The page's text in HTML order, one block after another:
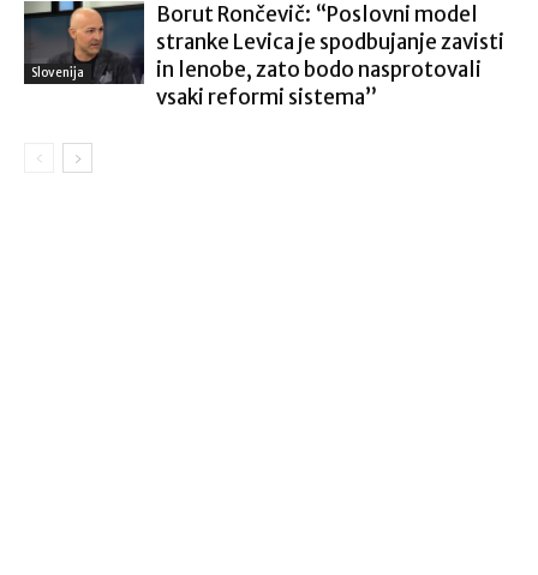
Slovenija
Borut Rončevič: “Poslovni model
stranke Levica je spodbujanje zavisti
in lenobe, zato bodo nasprotovali
vsaki reformi sistema”